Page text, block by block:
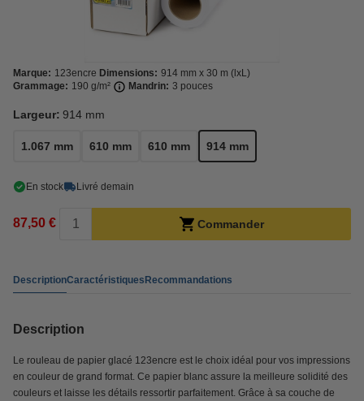
Marque: 123encre Dimensions: 914 mm x 30 m (lxL)
Grammage: 190 g/m² Mandrin: 3 pouces
Largeur: 914 mm
1.067 mm 610 mm 610 mm 914 mm
En stock Livré demain
87,50 € Commander
DescriptionCaractéristiquesRecommandations
Description
Le rouleau de papier glacé 123encre est le choix idéal pour vos impressions
en couleur de grand format. Ce papier blanc assure la meilleure solidité des
couleurs et laisse les détails ressortir parfaitement. Grâce à sa couche de